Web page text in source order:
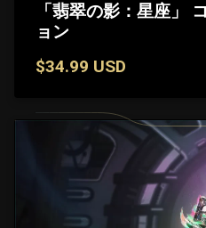
「翡翠の影：星座」
ョン
$34.99 USD